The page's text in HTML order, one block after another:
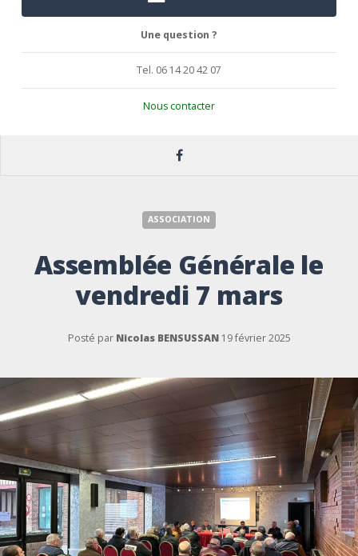
Une question ?
Tel. 06 14 20 42 07
Nous contacter
ASSOCIATION
Assemblée Générale le
vendredi 7 mars
Posté par Nicolas BENSUSSAN 19 février 2025